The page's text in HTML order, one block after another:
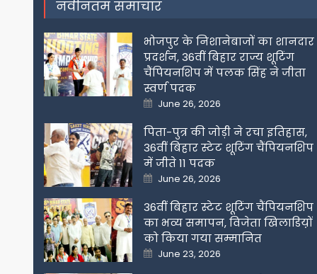
नवीनतम समाचार
भोजपुर के निशानेबाजों का शानदार
प्रदर्शन, 36वीं बिहार राज्य शूटिंग
चैंपियनशिप में पलक सिंह ने जीता
स्वर्ण पदक
Posted
on
June 26, 2026
पिता-पुत्र की जोड़ी ने रचा इतिहास,
36वीं बिहार स्टेट शूटिंग चैंपियनशिप
में जीते 11 पदक
Posted
on
June 26, 2026
36वीं बिहार स्टेट शूटिंग चैंपियनशिप
का भव्य समापन, विजेता खिलाडिय़ों
को किया गया सम्मानित
Posted
on
June 23, 2026